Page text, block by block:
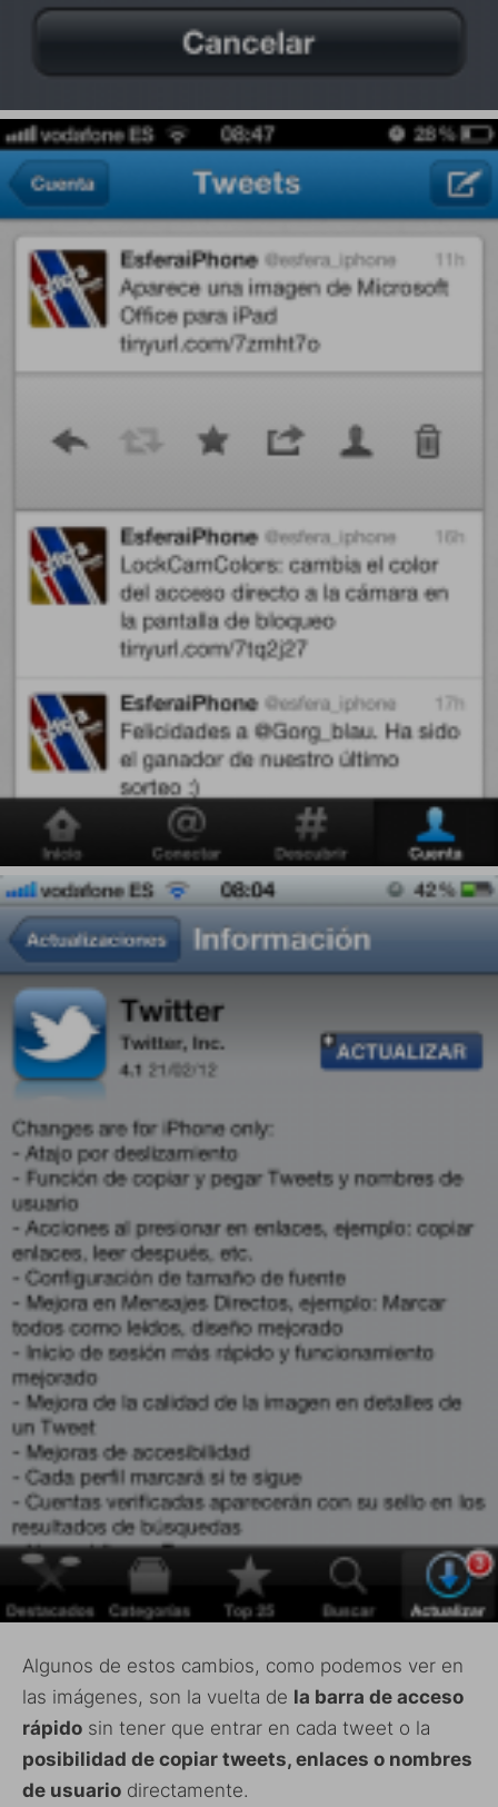
Algunos de estos cambios, como podemos ver en
las imágenes, son la vuelta de la barra de acceso
rápido sin tener que entrar en cada tweet o la
posibilidad de copiar tweets, enlaces o nombres
de usuario directamente.